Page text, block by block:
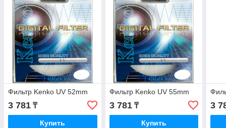
Фильтр Kenko UV 52mm
3 781 ₸
Купить
Фильтр Kenko UV 55mm
3 781₸
Купить
3